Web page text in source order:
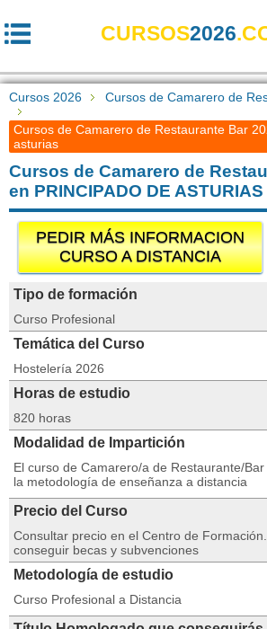
CURSOS2026
Cursos 2026 Cursos de Camarero de
Cursos de Camarero de Restaurante Bar
asturias
Cursos de Camarero de
en PRINCIPADO DE ASTURIAS
PEDIR MÁS INFORMACION
CURSO A DISTANCIA
Tipo de formación
Curso Profesional
Temática del Curso
Hostelería 2026
Horas de estudio
820 horas
Modalidad de Impartición
El curso de Camarero/a de Restaurante/
la metodología de enseñanza a distancia
Precio del Curso
Consultar precio en el Centro de
conseguir becas y subvenciones
Metodología de estudio
Curso Profesional a Distancia